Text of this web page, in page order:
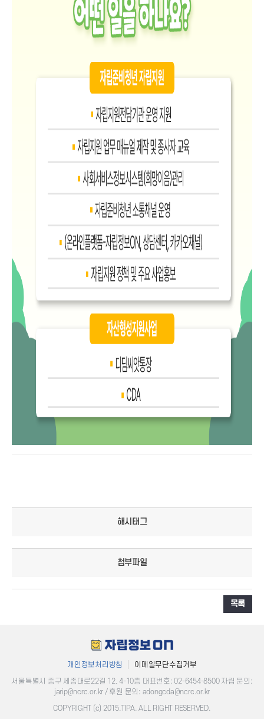
해시태그
첨부파일
목록
개인정보처리방침
이메일무단수집거부
서울특별시 중구 세종대로22길 12, 4-10층 대표번호: 02-6454-8500​ 자립 문의:
jarip@ncrc.or.kr / 후원 문의: adongcda@ncrc.or.kr
COPYRIGHT (c) 2015.TIPA. ALL RIGHT RESERVED.